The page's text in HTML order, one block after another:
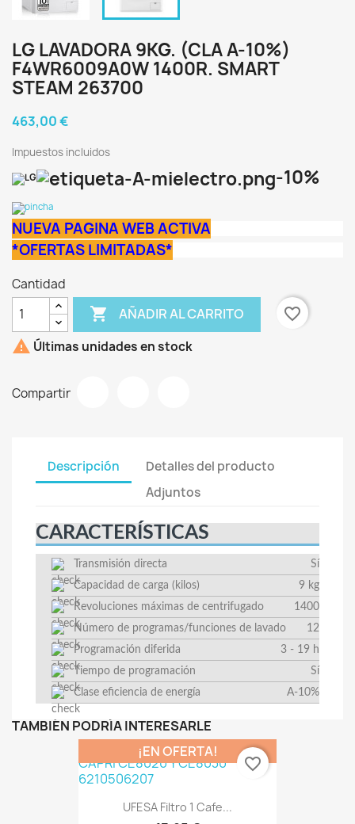
LG LAVADORA 9KG. (CLA A-10%)
F4WR6009A0W 1400R. SMART
STEAM 263700
463,00 €
Impuestos incluidos
-10%
NUEVA PAGINA WEB ACTIVA
*OFERTAS LIMITADAS*
Cantidad
 AÑADIR AL CARRITO
favorite_border
 Últimas unidades en stock
Compartir
Descripción
Detalles del producto
Adjuntos
CARACTERÍSTICAS
Transmisión directa
Sí
Capacidad de carga (kilos)
9 kg
Revoluciones máximas de centrifugado
1400
Número de programas/funciones de lavado
12
Programación diferida
3 - 19 h
Tiempo de programación
Sí
Clase eficiencia de energía
A-10%
TAMBIÉN PODRÍA INTERESARLE
UFESA Filtro 1 Cafe...
¡EN OFERTA!
favorite_border